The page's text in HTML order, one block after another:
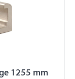
1255 mm